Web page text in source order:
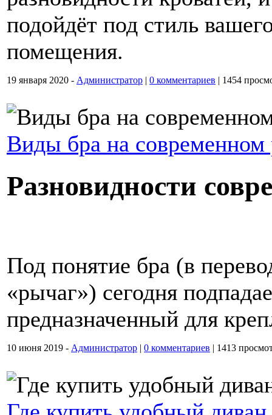
подойдёт под стиль
помещения.
19 января 2020 - Администратор | 0 комментариев | 1454
Виды бра на современном
Разновидности
Под понятие бра (в
«рычаг») сегодня
предназначенный для
10 июня 2019 - Администратор | 0 комментариев | 1413